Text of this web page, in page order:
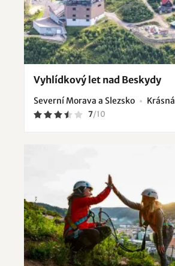
Vyhlídkový let nad Beskydy
Severní Morava a Slezsko Krásná
7/10